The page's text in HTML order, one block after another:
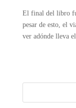
El final del libro
pesar de esto, el
ver adónde lleva